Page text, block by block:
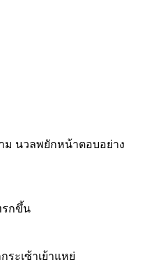
นวลพยักหน้าตอบอย่าง
กขึ้น
ะเซ้าเย้าแหย่